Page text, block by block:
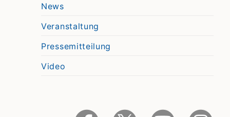
News
Veranstaltung
Pressemitteilung
Video